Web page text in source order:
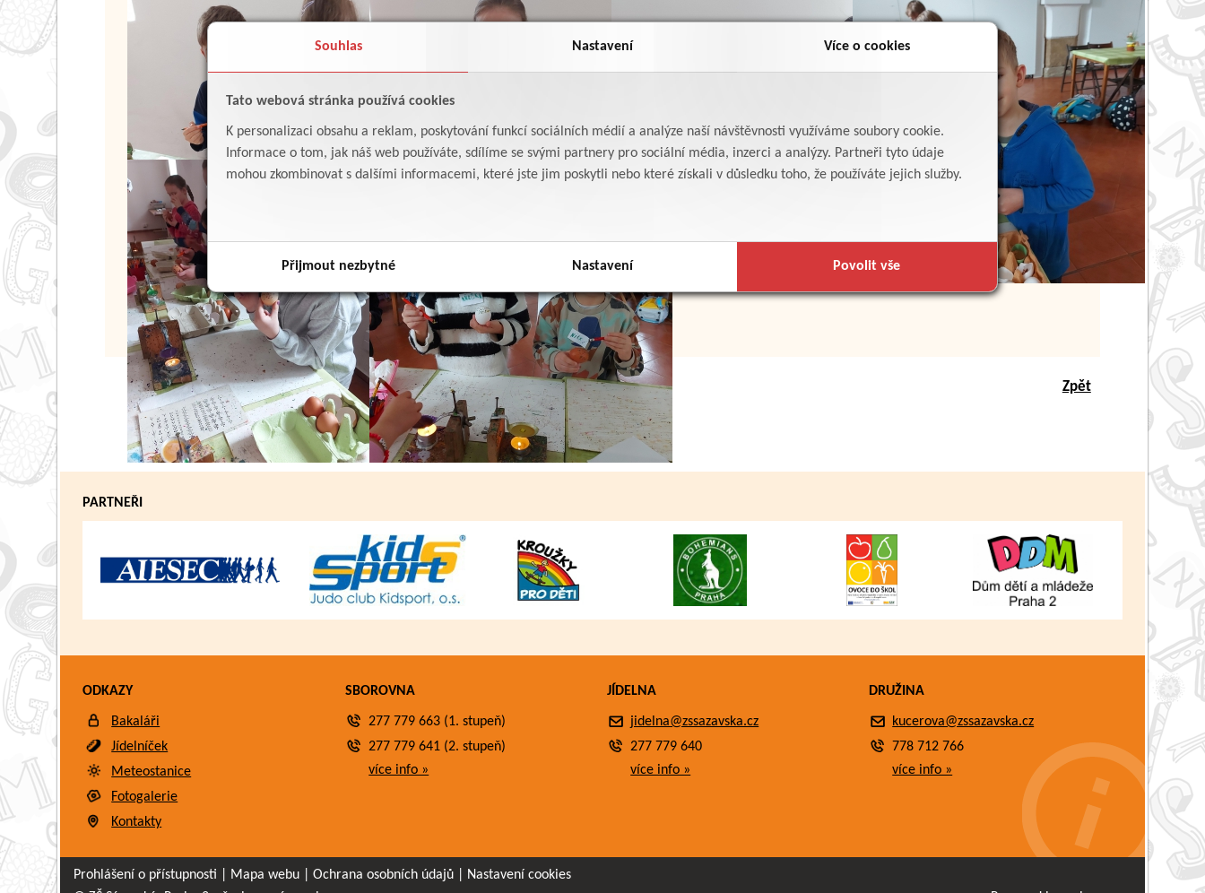
Souhlas Nastavení Více o cookies
Tato webová stránka používá cookies
K personalizaci obsahu a reklam, poskytování funkcí sociálních médií a analýze naší návštěvnosti využíváme soubory cookie.
Informace o tom, jak náš web používáte, sdílíme se svými partnery pro sociální média, inzerci a analýzy. Partneři tyto údaje
mohou zkombinovat s dalšími informacemi, které jste jim poskytli nebo které získali v důsledku toho, že používáte jejich služby.
Přijmout nezbytné Nastavení Povolit vše
Zpět
PARTNEŘI
ODKAZY
Bakaláři
Jídelníček
Meteostanice
Fotogalerie
Kontakty
SBOROVNA
277 779 663 (1. stupeň)
277 779 641 (2. stupeň)
více info »
JÍDELNA
jidelna@zssazavska.cz
277 779 640
více info »
DRUŽINA
kucerova@zssazavska.cz
778 712 766
více info »
Prohlášení o přístupnosti Mapa webu |Ochrana osobních údajů
Nastavení cookies